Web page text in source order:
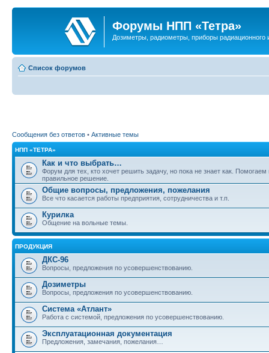
Форумы НПП «Тетра»
Дозиметры, радиометры, приборы радиационного
Список форумов
Сообщения без ответов • Активные темы
НПП «ТЕТРА»
Как и что выбрать…
Форум для тех, кто хочет решить задачу, но пока не знает как. Помогаем
правильное решение.
Общие вопросы, предложения, пожелания
Все что касается работы предприятия, сотрудничества и т.п.
Курилка
Общение на вольные темы.
ПРОДУКЦИЯ
ДКС-96
Вопросы, предложения по усовершенствованию.
Дозиметры
Вопросы, предложения по усовершенствованию.
Система «Атлант»
Работа с системой, предложения по усовершенствованию.
Эксплуатационная документация
Предложения, замечания, пожелания…